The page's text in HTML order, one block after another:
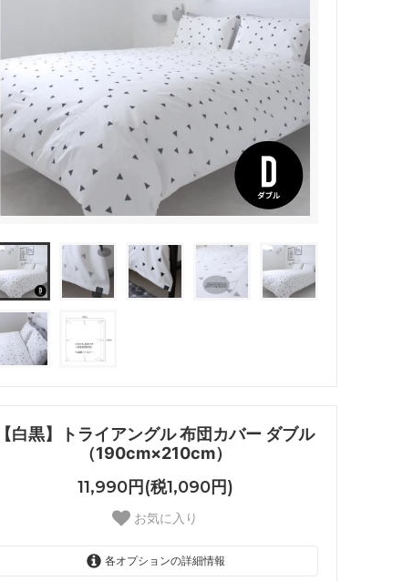
【白黒】トライアングル 布団カバー ダブル
（190cm×210cm）
11,990円(税1,090円)
お気に入り
各オプションの詳細情報